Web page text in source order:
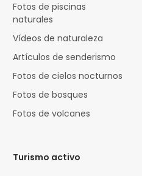
Fotos de piscinas
naturales
Vídeos de naturaleza
Artículos de senderismo
Fotos de cielos nocturnos
Fotos de bosques
Fotos de volcanes
Turismo activo